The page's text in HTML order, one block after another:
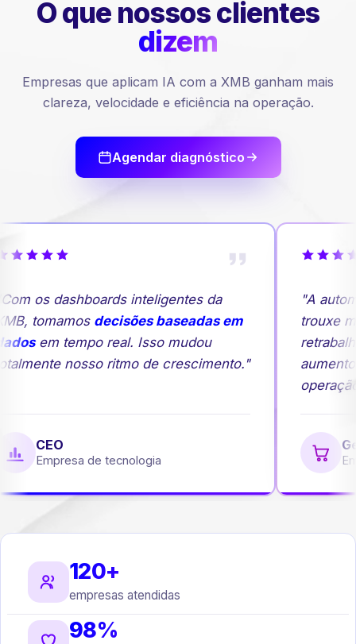
O que nossosclientes
dizem
Empresas que aplicam IA com a XMB ganham mais
clareza, velocidade e eficiência na operação.
Agendar diagnóstico
os dashboards inteligentes da
tomamosdecisões baseadas em
em tempo real. Isso mudou
nosso ritmo de crescimento."
CEO
Empresa de tecnologia
"A
trouxe
120+
empresas atendidas
98%